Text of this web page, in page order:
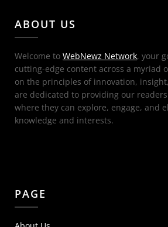
ABOUT US
Welcome to WebNewz Network, your
cutting-edge content across a myriad
on the principles of innovation,
are dedicated to providing our
where they can explore, engage, and
knowledge and interests.
PAGE